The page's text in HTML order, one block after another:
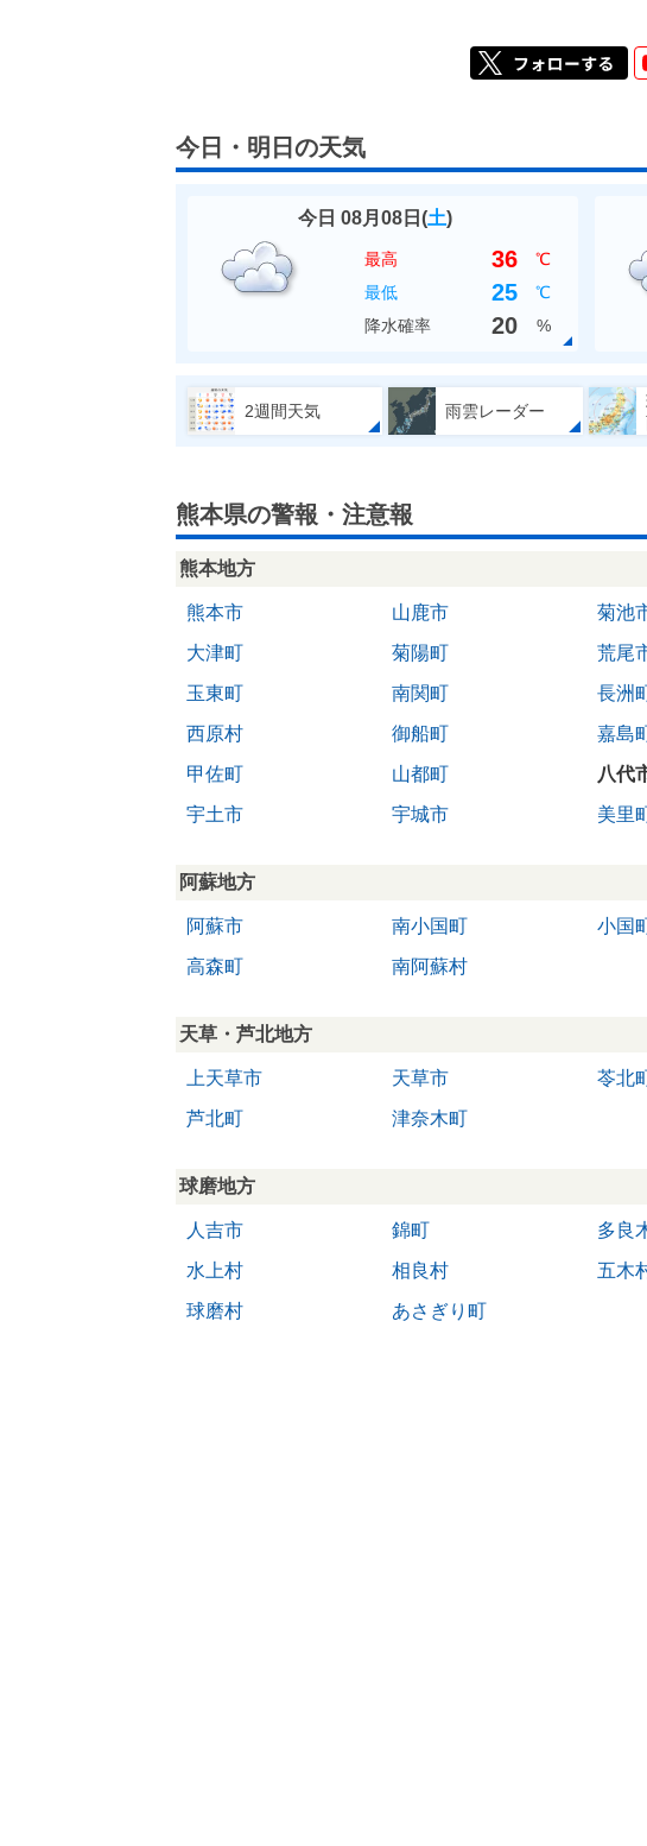
今日・明日の天気
今日 08月08日(土)
最高 36
℃
最低
25
℃
降水確率
20 %
2週間天気 雨雲レーダー
熊本県の警報・注意報
熊本地方
熊本市 山鹿市 菊池
大津町
菊陽町 荒尾
玉東町
南関町 長洲
西原村
御船町 嘉島
甲佐町
山都町 八代
宇土市
宇城市 美里
阿蘇地方
阿蘇市 南小国町 小国
高森町
南阿蘇村
天草・芦北地方
上天草市 天草市 苓北
芦北町
津奈木町
球磨地方
人吉市 錦町 多良
水上村
相良村 五木
球磨村
あさぎり町